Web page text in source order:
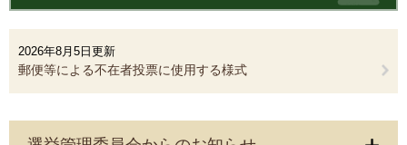
2026年8月5日更新
郵便等による不在者投票に使用する様式